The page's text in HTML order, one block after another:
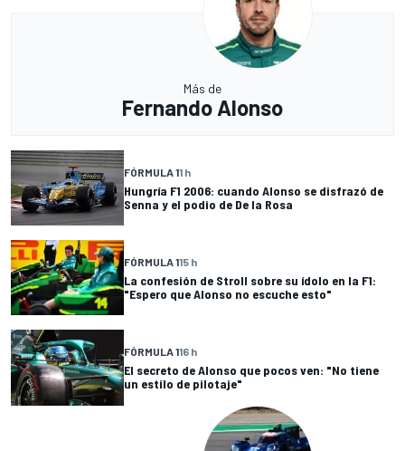
Más de
Fernando Alonso
FÓRMULA 11 h
Hungría F1 2006: cuando Alonso se disfrazó de
Senna y el podio de De la Rosa
FÓRMULA 115 h
La confesión de Stroll sobre su ídolo en la F1:
"Espero que Alonso no escuche esto"
FÓRMULA 116 h
El secreto de Alonso que pocos ven: "No tiene
un estilo de pilotaje"